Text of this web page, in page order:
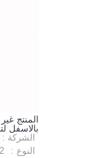
المنتج
بالاسفل
الشركة :
النوع :